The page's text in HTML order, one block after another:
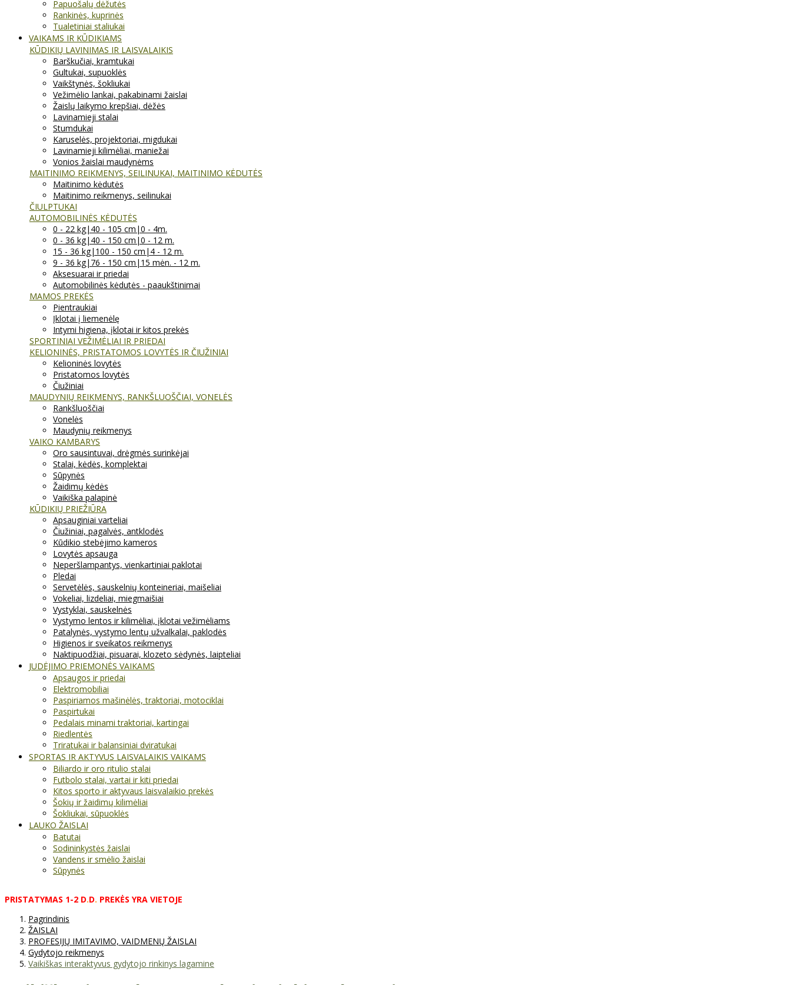
Papuošalų dėžutės
Rankinės, kuprinės
Tualetiniai staliukai
VAIKAMS IR KŪDIKIAMS
KŪDIKIŲ LAVINIMAS IR LAISVALAIKIS
Barškučiai, kramtukai
Gultukai, supuoklės
Vaikštynės, šokliukai
Vežimėlio lankai, pakabinami žaislai
Žaislų laikymo krepšiai, dėžės
Lavinamieji stalai
Stumdukai
Karuselės, projektoriai, migdukai
Lavinamieji kilimėliai, maniežai
Vonios žaislai maudynėms
MAITINIMO REIKMENYS, SEILINUKAI, MAITINIMO KĖDUTĖS
Maitinimo kėdutės
Maitinimo reikmenys, seilinukai
ČIULPTUKAI
AUTOMOBILINĖS KĖDUTĖS
0 - 22 kg|40 - 105 cm|0 - 4m.
0 - 36 kg|40 - 150 cm|0 - 12 m.
15 - 36 kg|100 - 150 cm|4 - 12 m.
9 - 36 kg|76 - 150 cm|15 mėn. - 12 m.
Aksesuarai ir priedai
Automobilinės kėdutės - paaukštinimai
MAMOS PREKĖS
Pientraukiai
Įklotai į liemenėlę
Intymi higiena, įklotai ir kitos prekės
SPORTINIAI VEŽIMĖLIAI IR PRIEDAI
KELIONINĖS, PRISTATOMOS LOVYTĖS IR ČIUŽINIAI
Kelioninės lovytės
Pristatomos lovytės
Čiužiniai
MAUDYNIŲ REIKMENYS, RANKŠLUOŠČIAI, VONELĖS
Rankšluoščiai
Vonelės
Maudynių reikmenys
VAIKO KAMBARYS
Oro sausintuvai, drėgmės surinkėjai
Stalai, kėdės, komplektai
Sūpynės
Žaidimų kėdės
Vaikiška palapinė
KŪDIKIŲ PRIEŽIŪRA
Apsauginiai varteliai
Čiužiniai, pagalvės, antklodės
Kūdikio stebėjimo kameros
Lovytės apsauga
Neperšlampantys, vienkartiniai paklotai
Pledai
Servetėlės, sauskelnių konteineriai, maišeliai
Vokeliai, lizdeliai, miegmaišiai
Vystyklai, sauskelnės
Vystymo lentos ir kilimėliai, įklotai vežimėliams
Patalynės, vystymo lentų užvalkalai, paklodės
Higienos ir sveikatos reikmenys
Naktipuodžiai, pisuarai, klozeto sėdynės, laipteliai
JUDĖJIMO PRIEMONĖS VAIKAMS
Apsaugos ir priedai
Elektromobiliai
Paspiriamos mašinėlės, traktoriai, motociklai
Paspirtukai
Pedalais minami traktoriai, kartingai
Riedlentės
Triratukai ir balansiniai dviratukai
SPORTAS IR AKTYVUS LAISVALAIKIS VAIKAMS
Biliardo ir oro ritulio stalai
Futbolo stalai, vartai ir kiti priedai
Kitos sporto ir aktyvaus laisvalaikio prekės
Šokių ir žaidimų kilimėliai
Šokliukai, sūpuoklės
LAUKO ŽAISLAI
Batutai
Sodininkystės žaislai
Vandens ir smėlio žaislai
Sūpynės
PRISTATYMAS 1-2 D.D. PREKĖS YRA VIETOJE
Pagrindinis
ŽAISLAI
PROFESIJŲ IMITAVIMO, VAIDMENŲ ŽAISLAI
Gydytojo reikmenys
Vaikiškas interaktyvus gydytojo rinkinys lagamine